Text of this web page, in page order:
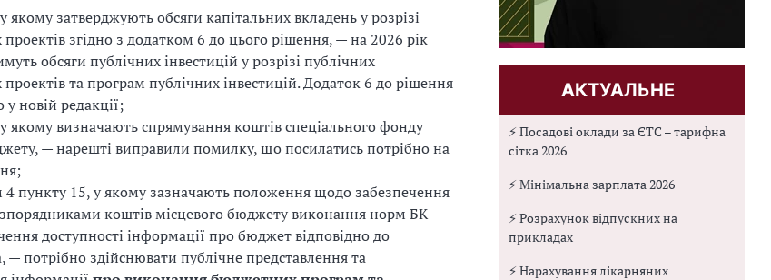
якому затверджують обсяги капітальних вкладень у розрізі
проектів згідно з додатком 6 до цього рішення, — на 2026 рік
обсяги публічних інвестицій у розрізі публічних
проектів та програм публічних інвестицій. Додаток 6 до рішення
новій редакції;
якому визначають спрямування коштів спеціального фонду
— нарешті виправили помилку, що посилатись потрібно на
4 пункту 15, у якому зазначають положення щодо забезпечення
коштів місцевого бюджету виконання норм БК
доступності інформації про бюджет відповідно до
— потрібно здійснювати публічне представлення та
АКТУАЛЬНЕ
⚡ Посадові оклади за ЄТС – тарифна
сітка 2026
⚡ Мінімальна зарплата 2026
⚡ Розрахунок відпускних на
прикладах
⚡ Нарахування лікарняних